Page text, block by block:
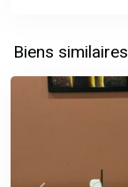
Biens similaires